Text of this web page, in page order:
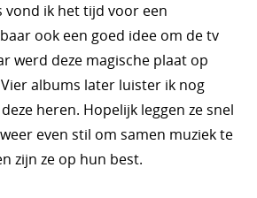
vond ik het tijd voor een
ook een goed idee om de tv
werd deze magische plaat op
albums later luister ik nog
heren. Hopelijk leggen ze snel
even stil om samen muziek te
zijn ze op hun best.